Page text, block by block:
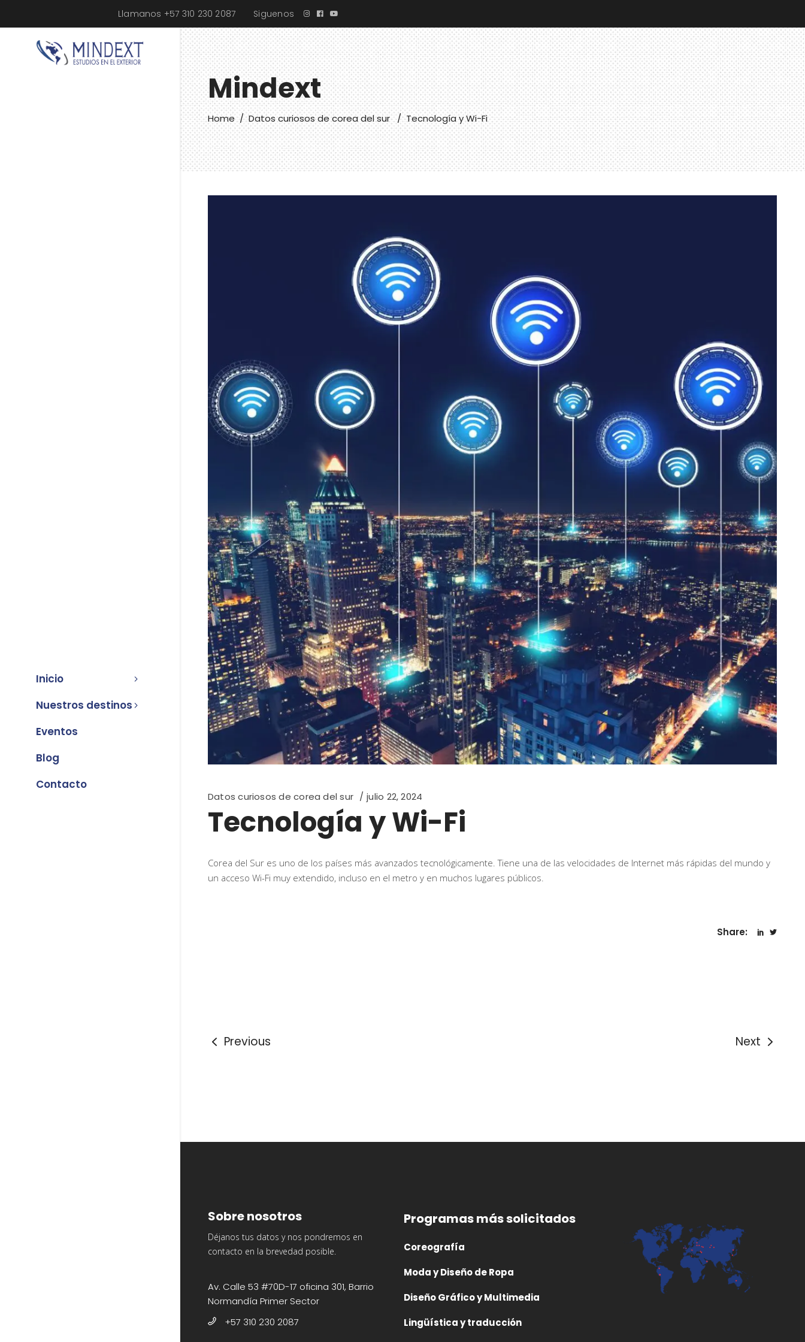
Llamanos +57 310 230 2087 Siguenos
Inicio
Nuestros destinos
Eventos
Blog
Contacto
Mindext
Home/Datos curiosos de corea del sur /Tecnología y Wi-Fi
Datos curiosos de corea del sur julio 22, 2024
Tecnología y Wi-Fi
Corea del Sur es uno de los países más avanzados tecnológicamente. Tiene una de las velocidades de Internet más rápidas del mundo y
un acceso Wi-Fi muy extendido, incluso en el metro y en muchos lugares públicos.
Share:
Previous Next
Sobre nosotros
Déjanos tus datos y nos pondremos en
contacto en la brevedad posible.
Av. Calle 53 #70D-17 oficina 301, Barrio
Normandía Primer Sector
+57 310 230 2087
Programas más solicitados
Coreografía
Moda y Diseño de Ropa
Diseño Gráfico y Multimedia
Lingüística y traducción